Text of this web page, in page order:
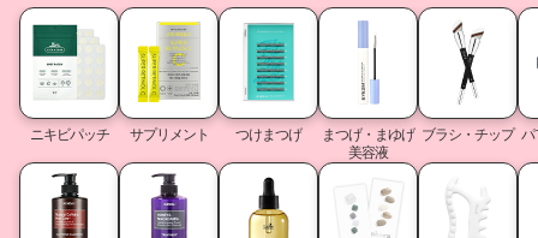
ニキビパッチ サプリメント つけまつげ
まつげ・まゆげ
美容液
ブラシ・チップ パ